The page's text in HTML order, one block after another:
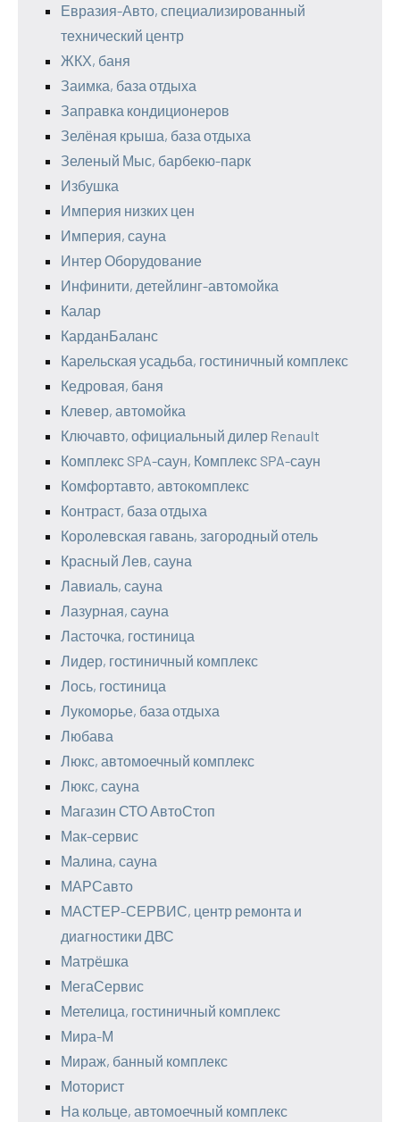
Евразия-Авто, специализированный
технический центр
ЖКХ, баня
Заимка, база отдыха
Заправка кондиционеров
Зелёная крыша, база отдыха
Зеленый Мыс, барбекю-парк
Избушка
Империя низких цен
Империя, сауна
Интер Оборудование
Инфинити, детейлинг-автомойка
Калар
КарданБаланс
Карельская усадьба, гостиничный комплекс
Кедровая, баня
Клевер, автомойка
Ключавто, официальный дилер Renault
Комплекс SPA-саун, Комплекс SPA-саун
Комфортавто, автокомплекс
Контраст, база отдыха
Королевская гавань, загородный отель
Красный Лев, сауна
Лавиаль, сауна
Лазурная, сауна
Ласточка, гостиница
Лидер, гостиничный комплекс
Лось, гостиница
Лукоморье, база отдыха
Любава
Люкс, автомоечный комплекс
Люкс, сауна
Магазин СТО АвтоСтоп
Мак-сервис
Малина, сауна
МАРСавто
МАСТЕР-СЕРВИС, центр ремонта и
диагностики ДВС
Матрёшка
МегаСервис
Метелица, гостиничный комплекс
Мира-М
Мираж, банный комплекс
Моторист
На кольце, автомоечный комплекс